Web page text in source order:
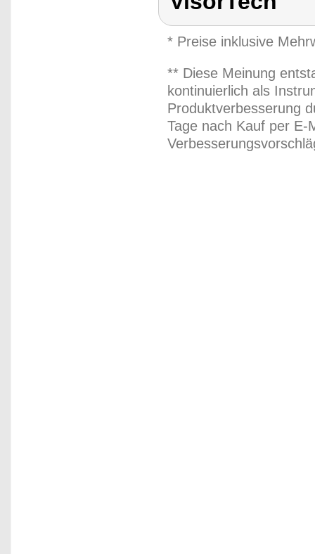
* Preise inklusive
** Diese Meinung
kontinuierlich als
Produktverbesserung
Tage nach Kauf per E-